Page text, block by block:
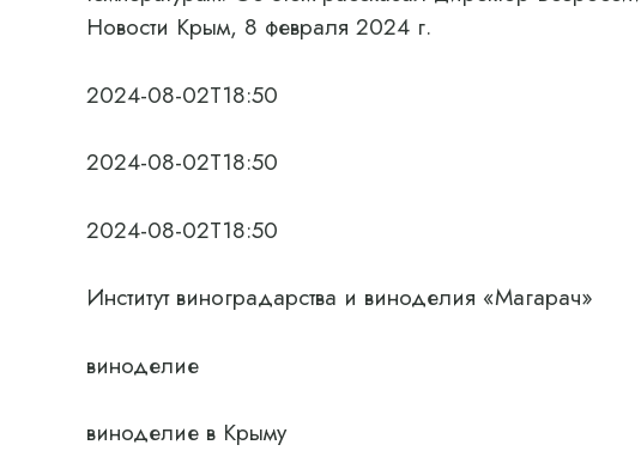
Новости Крым, 8 февраля 2024 г.
2024-08-02T18:50
2024-08-02T18:50
2024-08-02T18:50
Институт виноградарства и виноделия «Магарач»
виноделие
виноделие в Крыму